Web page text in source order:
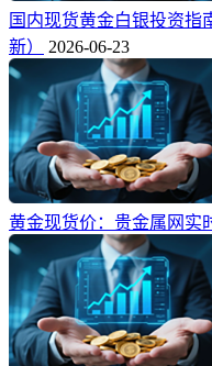
国内现货黄金白银投资指
新）
2026-06-23
黄金现货价：贵金属网实